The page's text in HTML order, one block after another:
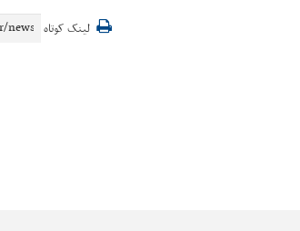
لینک کوتاه